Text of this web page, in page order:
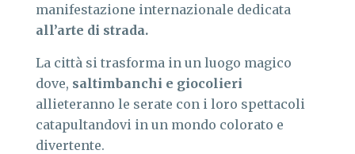
manifestazione internazionale dedicata
all’arte di strada.
La città si trasforma in un luogo magico
dove, saltimbanchi e giocolieri
allieteranno le serate con i loro spettacoli
catapultandovi in un mondo colorato e
divertente.